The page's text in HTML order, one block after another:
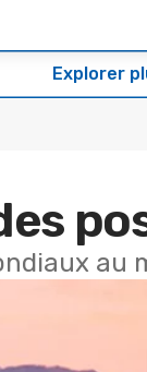
Explorer
au